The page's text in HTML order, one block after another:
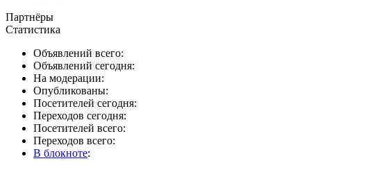
Партнёры
Статистика
Объявлений всего:
Объявлений сегодня:
На модерации:
Опубликованы:
Посетителей сегодня:
Переходов сегодня:
Посетителей всего:
Переходов всего:
В блокноте: